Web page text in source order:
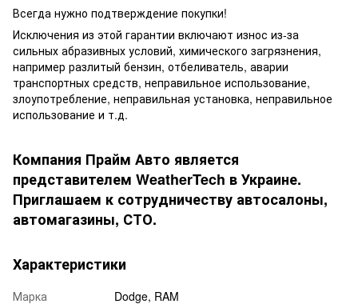
Всегда нужно подтверждение покупки!
Исключения из этой гарантии включают износ из-за
сильных абразивных условий, химического загрязнения,
например разлитый бензин, отбеливатель, аварии
транспортных средств, неправильное использование,
злоупотребление, неправильная установка, неправильное
использование и т.д.
Компания Прайм Авто является
представителем WeatherTech в Украине.
Приглашаем к сотрудничеству автосалоны,
автомагазины, СТО.
Характеристики
Марка
Dodge, RAM